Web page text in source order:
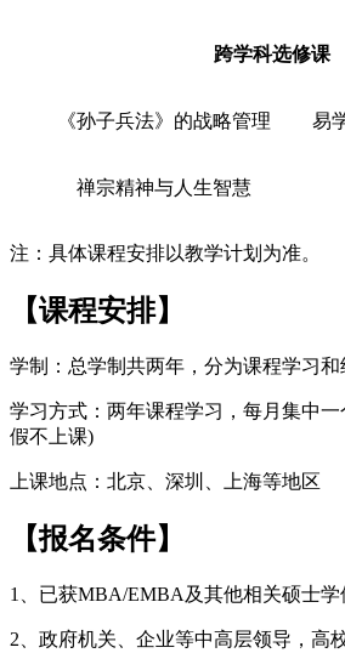
跨学科选修课
《孙子兵法》的战略管理 易
禅宗精神与人生智慧
注：具体课程安排以教学计划为准。
【课程安排】
学制：总学制共两年，分为课程学习
学习方式：两年课程学习，每月集中
假不上课)
上课地点：北京、深圳、上海等地区
【报名条件】
1、已获MBA/EMBA及其他相关硕士
2、政府机关、企业等中高层领导，高